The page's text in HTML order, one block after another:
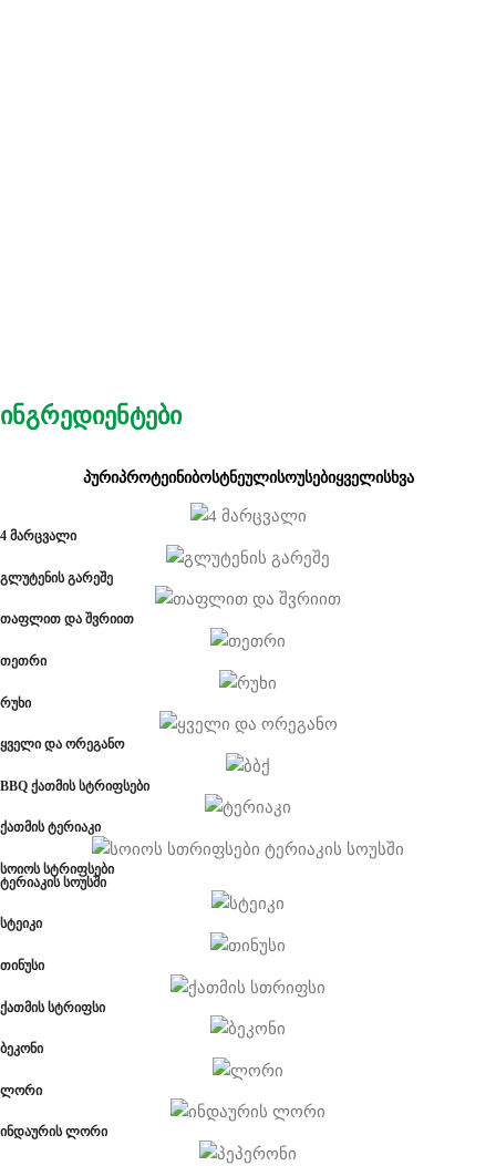
ინგრედიენტები
ᲞᲣᲠᲘᲞᲠᲝᲢᲔᲘᲜᲘᲑᲝᲡᲢᲜᲔᲣᲚᲘᲡᲝᲣᲡᲔᲑᲘᲧᲕᲔᲚᲘᲡᲮᲕᲐ
4 მარცვალი
გლუტენის გარეშე
თაფლით და შვრიით
თეთრი
რუხი
ყველი და ორეგანო
BBQ ქათმის სტრიფსები
ქათმის ტერიაკი
სოიოს სტრიფსები
ტერიაკის სოუსში
სტეიკი
თინუსი
ქათმის სტრიფსი
ბეკონი
ლორი
ინდაურის ლორი